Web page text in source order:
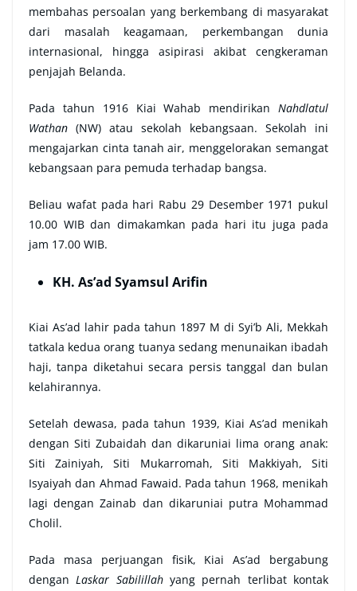
membahas persoalan yang berkembang di masyarakat
dari masalah keagamaan, perkembangan dunia
internasional, hingga asipirasi akibat cengkeraman
penjajah Belanda.
Pada tahun 1916 Kiai Wahab mendirikan Nahdlatul
Wathan (NW) atau sekolah kebangsaan. Sekolah ini
mengajarkan cinta tanah air, menggelorakan semangat
kebangsaan para pemuda terhadap bangsa.
Beliau wafat pada hari Rabu 29 Desember 1971 pukul
10.00 WIB dan dimakamkan pada hari itu juga pada
jam 17.00 WIB.
KH. As’ad Syamsul Arifin
Kiai As’ad lahir pada tahun 1897 M di Syi’b Ali, Mekkah
tatkala kedua orang tuanya sedang menunaikan ibadah
haji, tanpa diketahui secara persis tanggal dan bulan
kelahirannya.
Setelah dewasa, pada tahun 1939, Kiai As’ad menikah
dengan Siti Zubaidah dan dikaruniai lima orang anak:
Siti Zainiyah, Siti Mukarromah, Siti Makkiyah, Siti
Isyaiyah dan Ahmad Fawaid. Pada tahun 1968, menikah
lagi dengan Zainab dan dikaruniai putra Mohammad
Cholil.
Pada masa perjuangan fisik, Kiai As’ad bergabung
denganLaskar Sabilillahyang pernah terlibat kontak